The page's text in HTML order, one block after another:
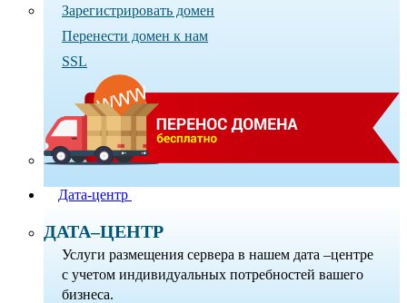
Зарегистрировать домен
Перенести домен к нам
SSL
Дата-центр
ДАТА–ЦЕНТР
Услуги размещения сервера в нашем дата –центре
с учетом индивидуальных потребностей вашего
бизнеса.